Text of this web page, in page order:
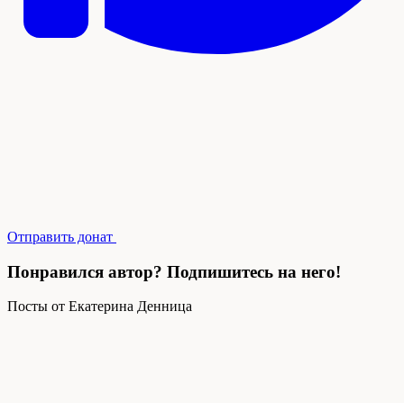
Отправить донат
Понравился автор? Подпишитесь на него!
Посты от Екатерина Денница